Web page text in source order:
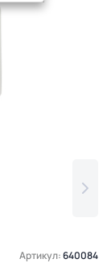
Артикул:640084